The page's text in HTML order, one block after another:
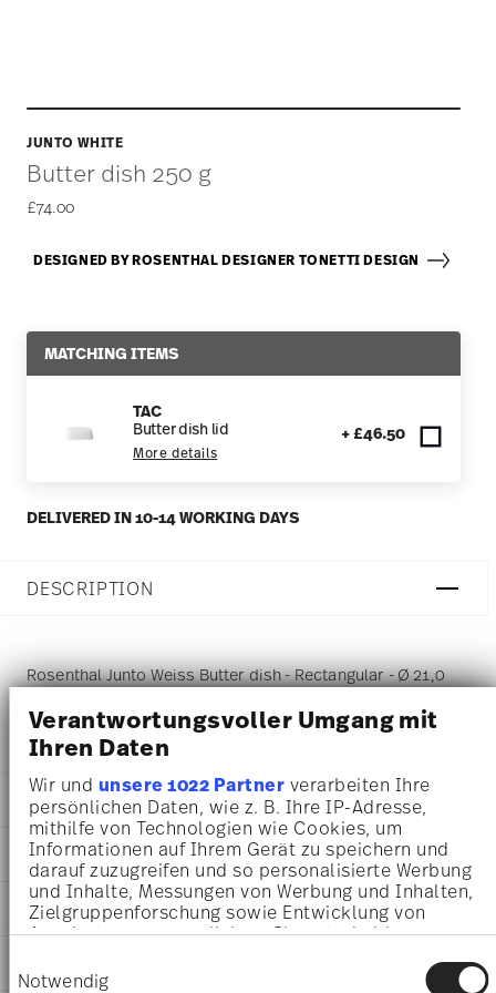
Verantwortungsvoller Umgang mit
Ihren Daten
Wir und unsere 1022 Partnerverarbeiten Ihre
persönlichen Daten, wie z. B. Ihre IP-Adresse,
mithilfe von Technologien wie Cookies, um
Informationen auf Ihrem Gerät zu speichern und
darauf zuzugreifen und so personalisierte Werbung
und Inhalte, Messungen von Werbung und Inhalten,
Zielgruppenforschung sowie Entwicklung von
Angeboten zu ermöglichen. Sie entscheiden
Sie können Ihre Einwilligung jederzeit über die
Notwendig
JUNTO WHITE
Butter dish 250 g
£74.00
DESIGNED BY ROSENTHAL DESIGNER TONETTI DESIGN
MATCHING ITEMS
TAC
Butter dish lid
More details
+ £46.50
DELIVERED IN 10-14 WORKING DAYS
DESCRIPTION
Rosenthal Junto Weiss Butter dish - Rectangular - Ø 21,0
cm - h 5,8 cm, Porcelain White
DETAILS
Rosenthal
Junto
White
Porcelain
White
4012438558585
DIMENSIONS
21,00 cm
21,00 cm
14,00 cm
AWARD WINNER